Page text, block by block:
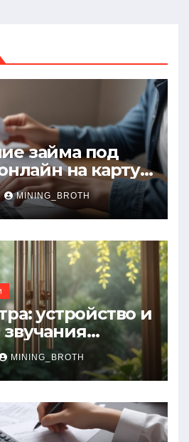
займа под
на карту
в офис: порядок,
и документы
MINING_BROTH
устройство и
MINING_BROTH